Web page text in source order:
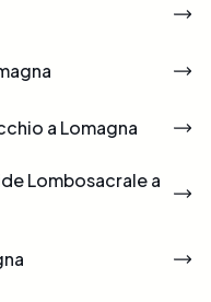
a Lomagna
Lombosacrale a